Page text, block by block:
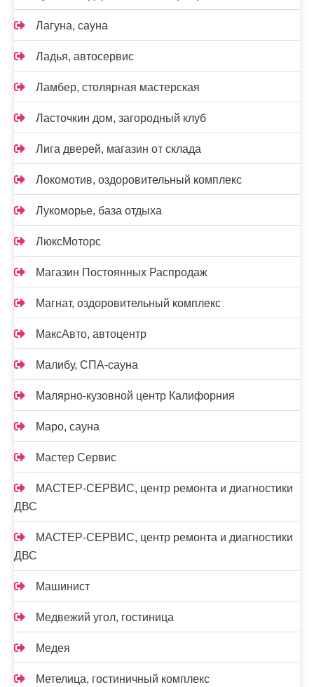
Лагуна, сауна
Ладья, автосервис
Ламбер, столярная мастерская
Ласточкин дом, загородный клуб
Лига дверей, магазин от склада
Локомотив, оздоровительный комплекс
Лукоморье, база отдыха
ЛюксМоторс
Магазин Постоянных Распродаж
Магнат, оздоровительный комплекс
МаксАвто, автоцентр
Малибу, СПА-сауна
Малярно-кузовной центр Калифорния
Маро, сауна
Мастер Сервис
МАСТЕР-СЕРВИС, центр ремонта и диагностики
ДВС
МАСТЕР-СЕРВИС, центр ремонта и диагностики
ДВС
Машинист
Медвежий угол, гостиница
Медея
Метелица, гостиничный комплекс